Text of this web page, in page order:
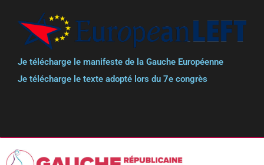
Je télécharge le manifeste de la Gauche Européenne
Je télécharge le texte adopté lors du 7e congrès